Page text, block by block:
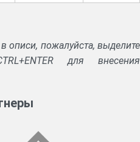
пожалуйста, выделите
для внесения